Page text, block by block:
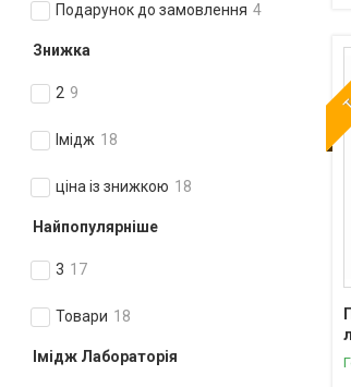
Подарунок до замовлення 4
Знижка
2 9
Імідж 18
ціна із знижкою 18
Найпопулярніше
3 17
Товари 18
Імідж Лабораторія